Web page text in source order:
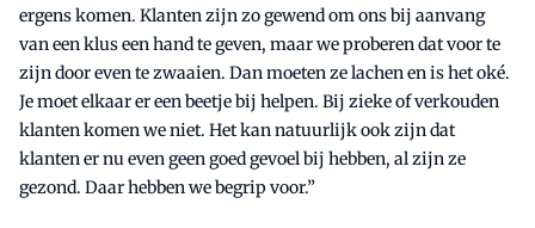
ergens komen. Klanten zijn zo gewend om ons bij aanvang
van een klus een hand te geven, maar we proberen dat voor te
zijn door even te zwaaien. Dan moeten ze lachen en is het oké.
Je moet elkaar er een beetje bij helpen. Bij zieke of verkouden
klanten komen we niet. Het kan natuurlijk ook zijn dat
klanten er nu even geen goed gevoel bij hebben, al zijn ze
gezond. Daar hebben we begrip voor.”